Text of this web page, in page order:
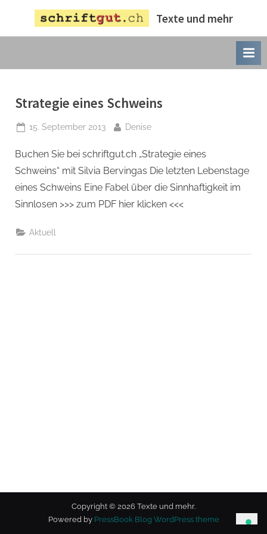
Texte und mehr
Schlagwort:
Schauspiel
Strategie eines Schweins
Posted
15. September 2013 By
Denise
Buchen Sie bei schriftgut.ch „Strategie eines
Schweins“ mit Silvia Bervingas Die letzten Lebenstage
eines Schweins Eine Fabel über die Sinnhaftigkeit im
Sinnlosen >>> zum PDF hier klicken <<<
Aktuell
Copyright © 2026 Texte und mehr.
Powered by PressBook Blog WordPress theme